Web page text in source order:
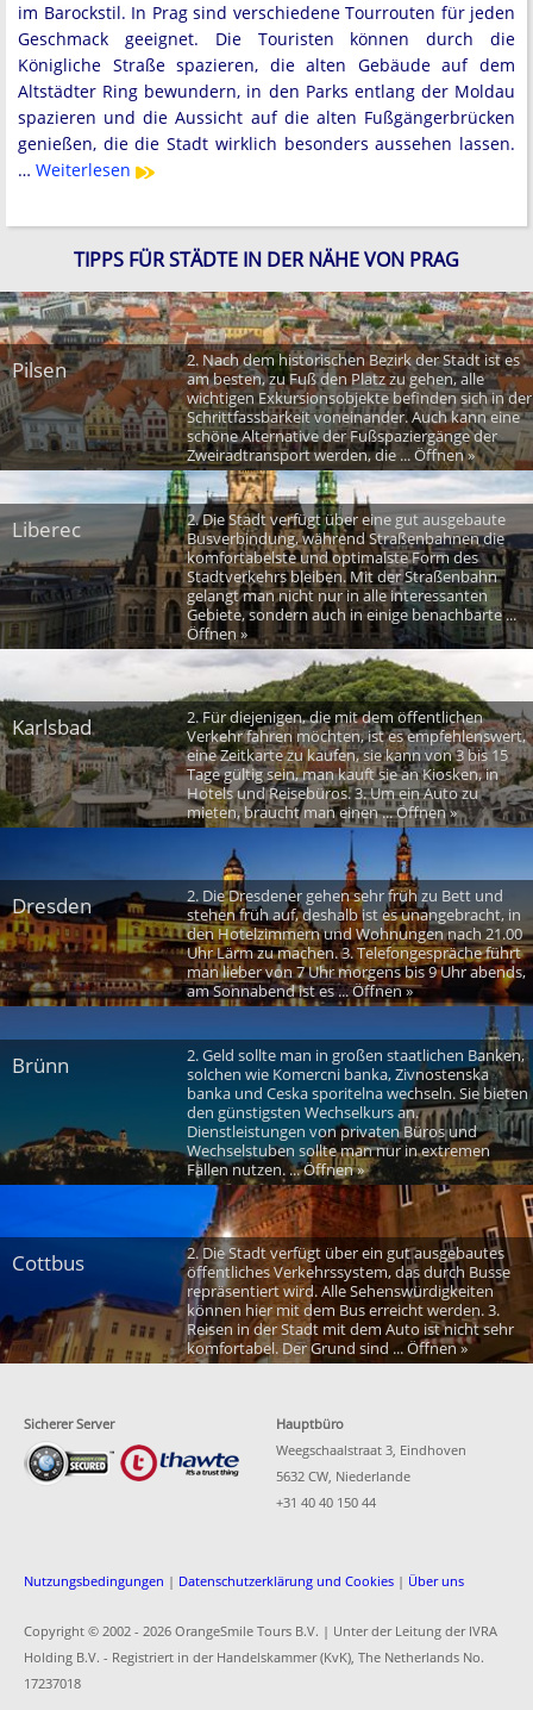
im Barockstil. In Prag sind verschiedene Tourrouten für jeden
Geschmack geeignet. Die Touristen können durch die
Königliche Straße spazieren, die alten Gebäude auf dem
Altstädter Ring bewundern, in den Parks entlang der Moldau
spazieren und die Aussicht auf die alten Fußgängerbrücken
genießen, die die Stadt wirklich besonders aussehen lassen.
… Weiterlesen
TIPPS FÜR STÄDTE IN DER NÄHE VON PRAG
Pilsen
2. Nach dem historischen Bezirk der Stadt ist es
am besten, zu Fuß den Platz zu gehen, alle
wichtigen Exkursionsobjekte befinden sich in der
Schrittfassbarkeit voneinander. Auch kann eine
schöne Alternative der Fußspaziergänge der
Zweiradtransport werden, die ... Öffnen »
Liberec
2. Die Stadt verfügt über eine gut ausgebaute
Busverbindung, während Straßenbahnen die
komfortabelste und optimalste Form des
Stadtverkehrs bleiben. Mit der Straßenbahn
gelangt man nicht nur in alle interessanten
Gebiete, sondern auch in einige benachbarte ...
Öffnen »
Karlsbad
2. Für diejenigen, die mit dem öffentlichen
Verkehr fahren möchten, ist es empfehlenswert,
eine Zeitkarte zu kaufen, sie kann von 3 bis 15
Tage gültig sein, man kauft sie an Kiosken, in
Hotels und Reisebüros. 3. Um ein Auto zu
mieten, braucht man einen ... Öffnen »
Dresden
2. Die Dresdener gehen sehr früh zu Bett und
stehen früh auf, deshalb ist es unangebracht, in
den Hotelzimmern und Wohnungen nach 21.00
Uhr Lärm zu machen. 3. Telefongespräche führt
man lieber von 7 Uhr morgens bis 9 Uhr abends,
am Sonnabend ist es ... Öffnen »
Brünn
2. Geld sollte man in großen staatlichen Banken,
solchen wie Komercni banka, Zivnostenska
banka und Ceska sporitelna wechseln. Sie bieten
den günstigsten Wechselkurs an.
Dienstleistungen von privaten Büros und
Wechselstuben sollte man nur in extremen
Fällen nutzen. ... Öffnen »
Cottbus
2. Die Stadt verfügt über ein gut ausgebautes
öffentliches Verkehrssystem, das durch Busse
repräsentiert wird. Alle Sehenswürdigkeiten
können hier mit dem Bus erreicht werden. 3.
Reisen in der Stadt mit dem Auto ist nicht sehr
komfortabel. Der Grund sind ... Öffnen »
Sicherer Server
Hauptbüro
Weegschaalstraat 3, Eindhoven
5632 CW, Niederlande
+31 40 40 150 44
Nutzungsbedingungen | Datenschutzerklärung und Cookies | Über uns
Copyright © 2002 - 2026 OrangeSmile Tours B.V. | Unter der Leitung der IVRA
Holding B.V. - Registriert in der Handelskammer (KvK), The Netherlands No.
17237018